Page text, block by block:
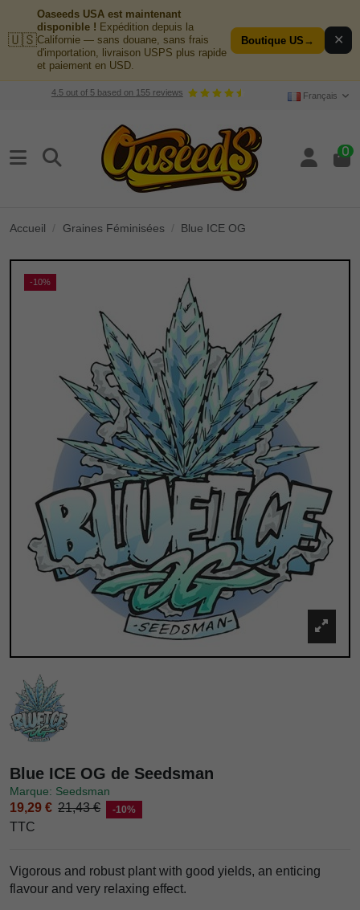
🇺🇸
Oaseeds USA est maintenant
disponible ! Expédition depuis la
Californie — sans douane, sans frais
d'importation, livraison USPS plus rapide
et paiement en USD.
Boutique US → ✕
4.5out of 5based on 155reviews Français
0
Accueil Graines Féminisées Blue ICE OG
-10%
Blue ICE OG de Seedsman
Marque: Seedsman
19,29 € 21,43 € -10%
TTC
Vigorous and robust plant with good yields, an enticing
flavour and very relaxing effect.